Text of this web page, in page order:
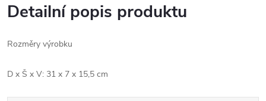
Detailní popis produktu
Rozměry výrobku
D x Š x V: 31 x 7 x 15,5 cm